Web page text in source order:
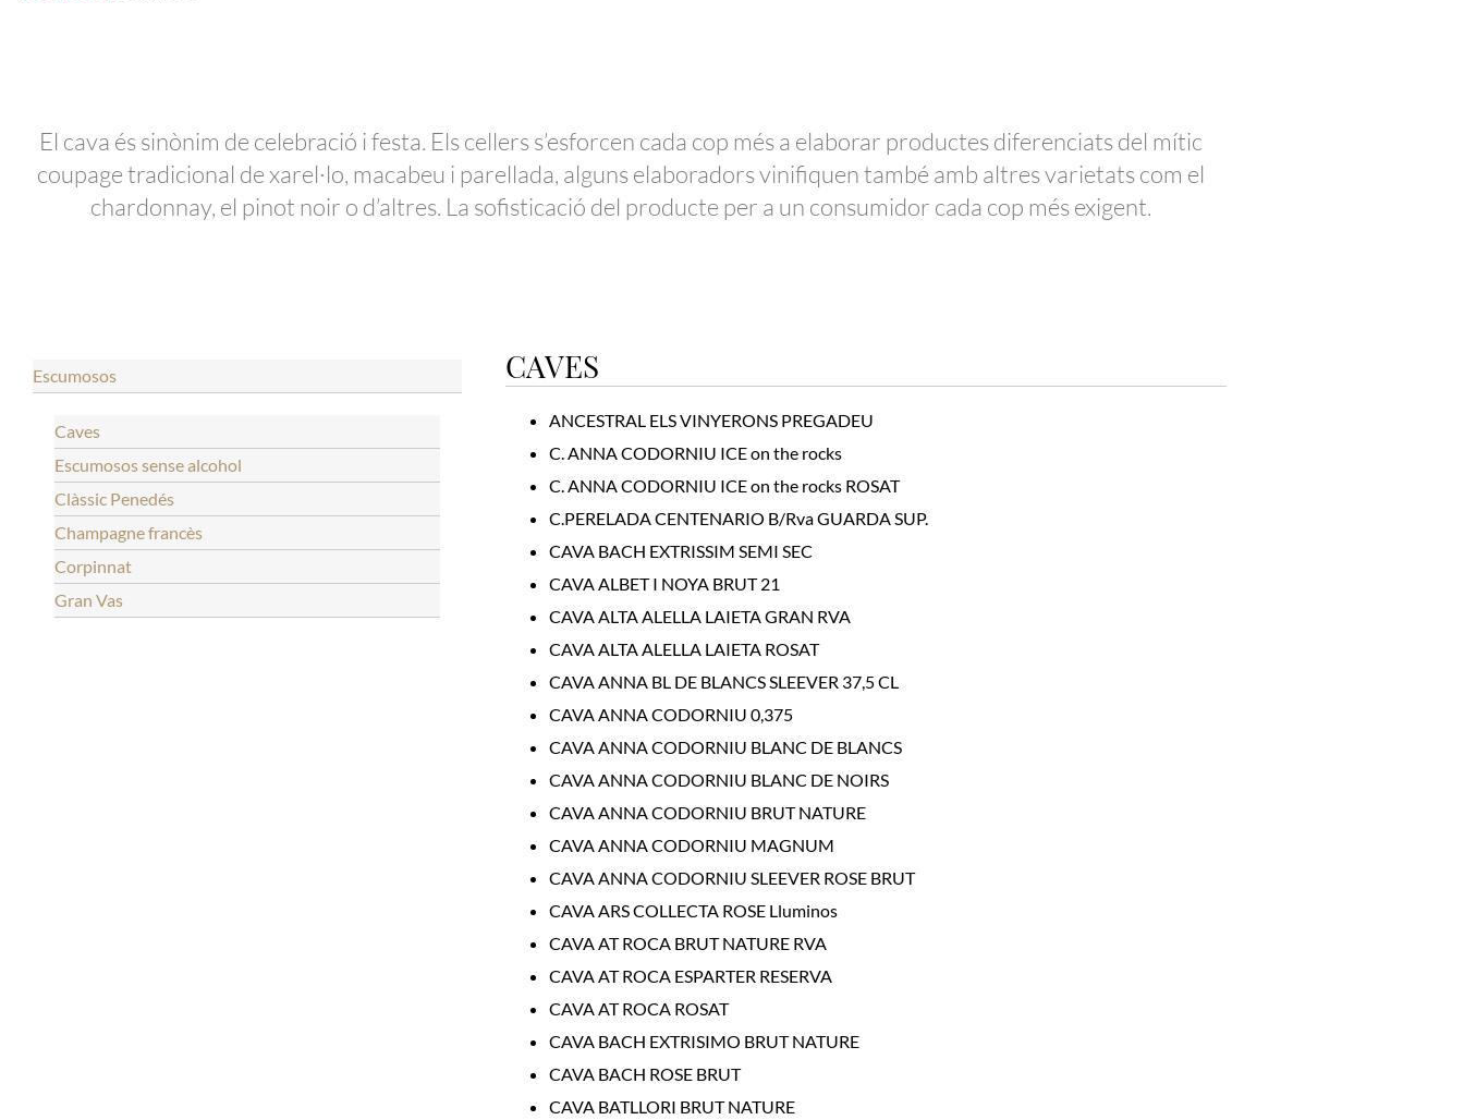
El cava és sinònim de celebració i festa. Els cellerss’esforcen cada cop mésa elaborar productes diferenciats del mític
coupage tradicional de xarel·lo, macabeu i parellada, alguns elaboradors vinifiquen també amb altres varietats com el
chardonnay, el pinot noir o d’altres. La sofisticació del producte per a un consumidor cada cop més exigent.
Escumosos
Caves
Escumosos sense alcohol
Clàssic Penedés
Champagne francès
Corpinnat
Gran Vas
CAVES
ANCESTRAL ELS VINYERONS PREGADEU
C. ANNA CODORNIU ICE on the rocks
C. ANNA CODORNIU ICE on the rocks ROSAT
C.PERELADA CENTENARIO B/Rva GUARDA SUP.
CAVA BACH EXTRISSIM SEMI SEC
CAVA ALBET I NOYA BRUT 21
CAVA ALTA ALELLA LAIETA GRAN RVA
CAVA ALTA ALELLA LAIETA ROSAT
CAVA ANNA BL DE BLANCS SLEEVER 37,5 CL
CAVA ANNA CODORNIU 0,375
CAVA ANNA CODORNIU BLANC DE BLANCS
CAVA ANNA CODORNIU BLANC DE NOIRS
CAVA ANNA CODORNIU BRUT NATURE
CAVA ANNA CODORNIU MAGNUM
CAVA ANNA CODORNIU SLEEVER ROSE BRUT
CAVA ARS COLLECTA ROSE Lluminos
CAVA AT ROCA BRUT NATURE RVA
CAVA AT ROCA ESPARTER RESERVA
CAVA AT ROCA ROSAT
CAVA BACH EXTRISIMO BRUT NATURE
CAVA BACH ROSE BRUT
CAVA BATLLORI BRUT NATURE